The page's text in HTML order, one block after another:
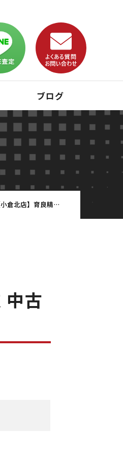
ブログ
【小倉北店】育良精器 コードレスパンチャー 40,000円買取 中古 IS-MP18LE
中古